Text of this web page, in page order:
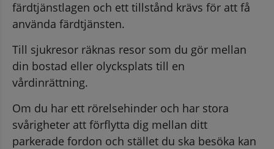
färdtjänstlagen och ett tillstånd krävs för att få
använda färdtjänsten.
Till sjukresor räknas resor som du gör mellan
din bostad eller olycksplats till en
vårdinrättning.
Om du har ett rörelsehinder och har stora
svårigheter att förflytta dig mellan ditt
parkerade fordon och stället du ska besöka kan